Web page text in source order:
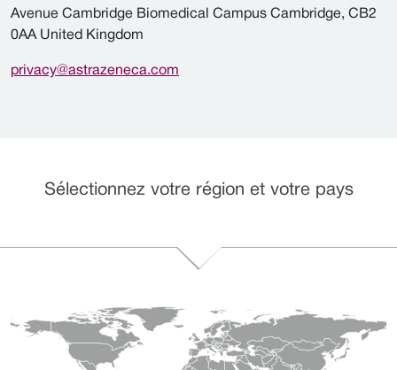
Avenue Cambridge Biomedical Campus Cambridge, CB2
0AA United Kingdom
privacy@astrazeneca.com
Sélectionnez votre région et votre pays